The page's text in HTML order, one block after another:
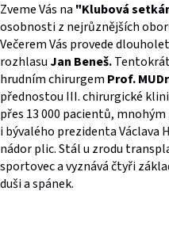
Zveme Vás na "Klubová
osobnosti z nejrůznějších
Večerem Vás provede
rozhlasuJan Beneš.
hrudním chirurgem Prof.
přednostou III. chirurgické
přes 13 000 pacientů,
i bývalého prezidenta Václava
nádor plic. Stál u zrodu
sportovec a vyznává čtyři
duši a spánek.